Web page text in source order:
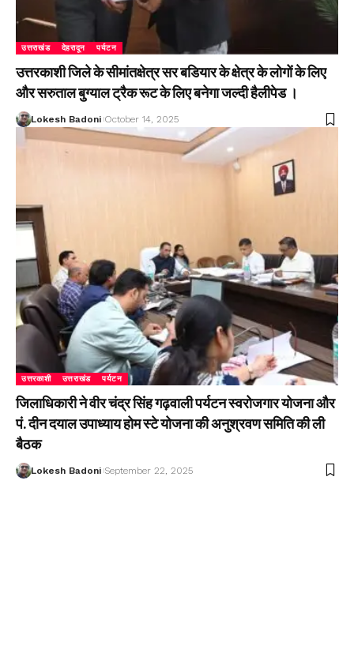
उत्तराखंड देहरादून पर्यटन
उत्तरकाशी जिले के सीमांतक्षेत्र सर बडियार के क्षेत्र के लोगों के लिए
और सरुताल बुग्याल ट्रैक रूट के लिए बनेगा जल्दी हैलीपेड ।
Lokesh Badoni October 14, 2025
उत्तरकाशी उत्तराखंड पर्यटन
जिलाधिकारी ने वीर चंद्र सिंह गढ़वाली पर्यटन स्वरोजगार योजना और
पं. दीन दयाल उपाध्याय होम स्टे योजना की अनुश्रवण समिति की ली
बैठक
Lokesh Badoni September 22, 2025